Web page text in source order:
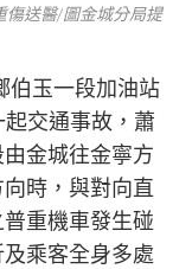
傷送醫/圖金城分局提
伯玉一段加油站
交通事故，蕭
金城往金寧方
時，與對向直
重機車發生碰
乘客全身多處